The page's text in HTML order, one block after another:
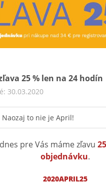
25 % len na 24 hodín
30.03.2020
Naozaj to nie je April!
pre Vás máme zľavu
objednávku.
2020APRIL25